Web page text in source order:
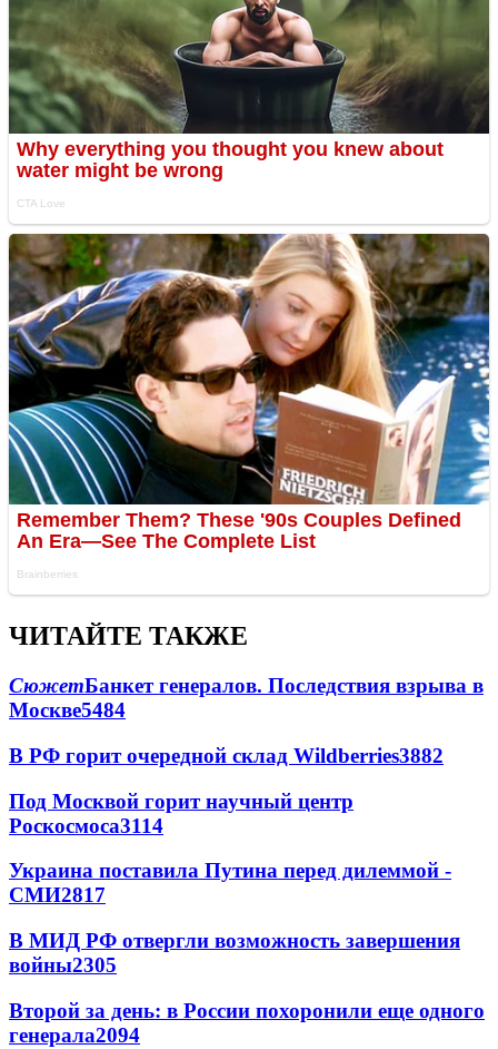
ЧИТАЙТЕ ТАКЖЕ
СюжетБанкет генералов. Последствия взрыва в
Москве5484
В РФ горит очередной склад Wildberries3882
Под Москвой горит научный центр
Роскосмоса3114
Украина поставила Путина перед дилеммой -
СМИ2817
В МИД РФ отвергли возможность завершения
войны2305
Второй за день: в России похоронили еще одного
генерала2094